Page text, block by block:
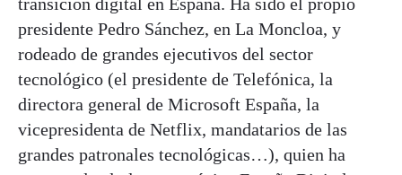
presidente Pedro Sánchez, en La Moncloa, y
rodeado de grandes ejecutivos del sector
tecnológico (el presidente de Telefónica, la
directora general de Microsoft España, la
vicepresidenta de Netflix, mandatarios de las
grandes patronales tecnológicas…), quien ha